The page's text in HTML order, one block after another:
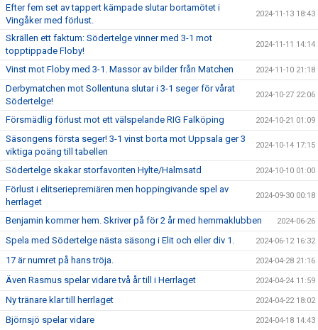
Efter fem set av tappert kämpade slutar bortamötet i
Vingåker med förlust.
2024-11-13 18:43
Skrällen ett faktum: Södertelge vinner med 3-1 mot
topptippade Floby!
2024-11-11 14:14
Vinst mot Floby med 3-1. Massor av bilder från Matchen 2024-11-10 21:18
Derbymatchen mot Sollentuna slutar i 3-1 seger för vårat
Södertelge!
2024-10-27 22:06
Försmädlig förlust mot ett välspelande RIG Falköping 2024-10-21 01:09
Säsongens första seger! 3-1 vinst borta mot Uppsala ger 3
viktiga poäng till tabellen
2024-10-14 17:15
Södertelge skakar storfavoriten Hylte/Halmsatd 2024-10-10 01:00
Förlust i elitseriepremiären men hoppingivande spel av
herrlaget
2024-09-30 00:18
Benjamin kommer hem. Skriver på för 2 år med hemmaklubben 2024-06-26
Spela med Södertelge nästa säsong i Elit och eller div 1. 2024-06-12 16:32
17 är numret på hans tröja. 2024-04-28 21:16
Även Rasmus spelar vidare två år till i Herrlaget 2024-04-24 11:59
Ny tränare klar till herrlaget 2024-04-22 18:02
Björnsjö spelar vidare 2024-04-18 14:43